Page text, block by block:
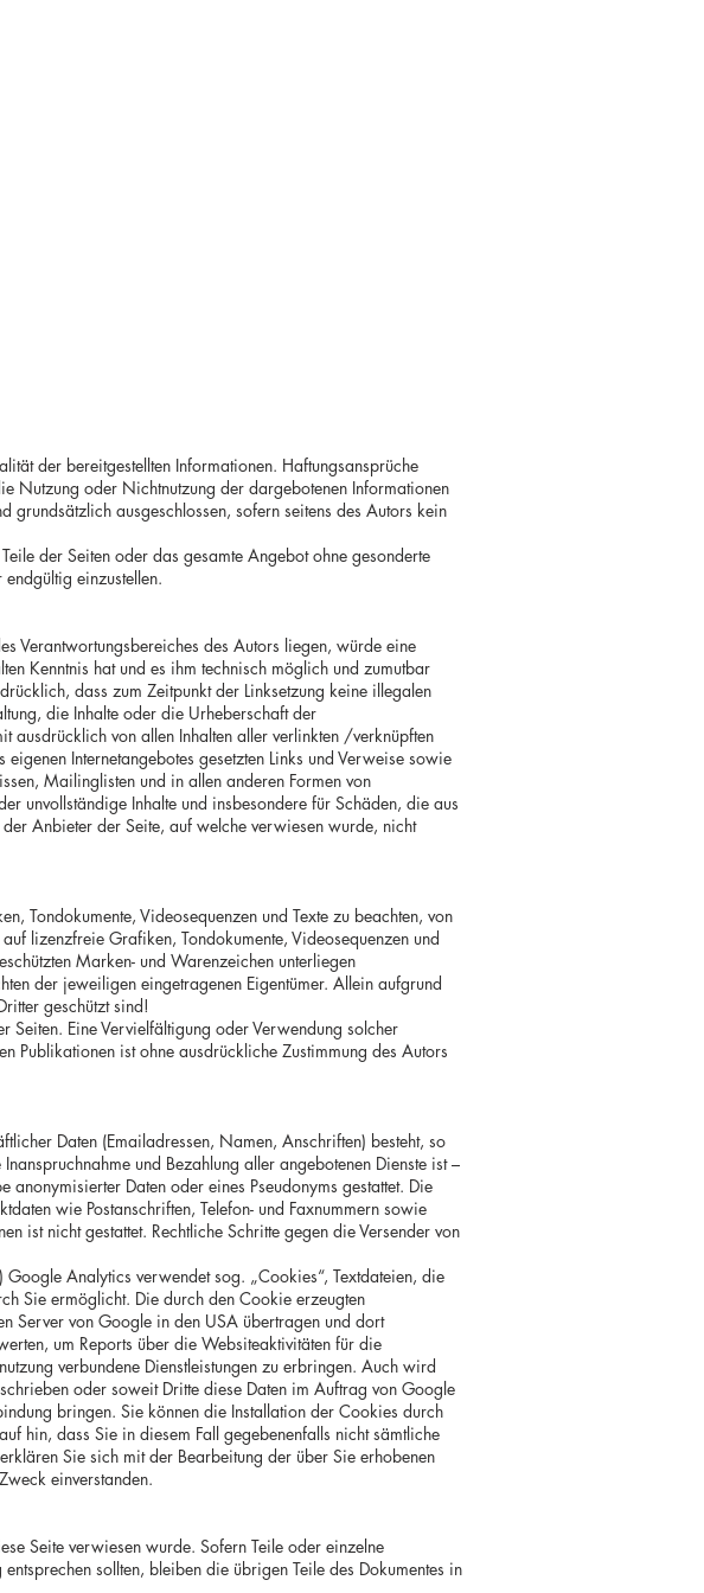
der bereitgestellten Informationen. Haftungsansprüche
Nutzung oder Nichtnutzung der dargebotenen Informationen
ausgeschlossen, sofern seitens des Autors kein
der Seiten oder das gesamte Angebot ohne gesonderte
einzustellen.
Verantwortungsbereiches des Autors liegen, würde eine
Kenntnis hat und es ihm technisch möglich und zumutbar
dass zum Zeitpunkt der Linksetzung keine illegalen
die Inhalte oder die Urheberschaft der
ausdrücklich von allen Inhalten aller verlinkten /verknüpften
Internetangebotes gesetzten Links und Verweise sowie
Mailinglisten und in allen anderen Formen von
unvollständige Inhalte und insbesondere für Schäden, die aus
Anbieter der Seite, auf welche verwiesen wurde, nicht
Tondokumente, Videosequenzen und Texte zu beachten, von
lizenzfreie Grafiken, Tondokumente, Videosequenzen und
Marken- und Warenzeichen unterliegen
der jeweiligen eingetragenen Eigentümer. Allein aufgrund
geschützt sind!
Eine Vervielfältigung oder Verwendung solcher
Publikationen ist ohne ausdrückliche Zustimmung des Autors
Daten (Emailadressen, Namen, Anschriften) besteht, so
und Bezahlung aller angebotenen Dienste ist –
Daten oder eines Pseudonyms gestattet. Die
wie Postanschriften, Telefon- und Faxnummern sowie
ist nicht gestattet. Rechtliche Schritte gegen die Versender von
Analytics verwendet sog. „Cookies“, Textdateien, die
Sie ermöglicht. Die durch den Cookie erzeugten
Server von Google in den USA übertragen und dort
um Reports über die Websiteaktivitäten für die
verbundene Dienstleistungen zu erbringen. Auch wird
oder soweit Dritte diese Daten im Auftrag von Google
bringen. Sie können die Installation der Cookies durch
hin, dass Sie in diesem Fall gegebenenfalls nicht sämtliche
Sie sich mit der Bearbeitung der über Sie erhobenen
einverstanden.
Seite verwiesen wurde. Sofern Teile oder einzelne
sollten, bleiben die übrigen Teile des Dokumentes in